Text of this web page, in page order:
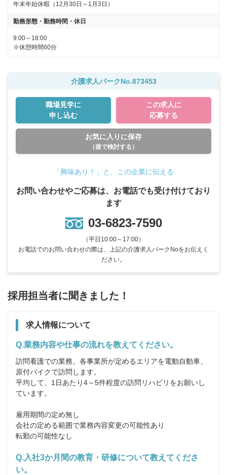
年末年始休暇（12月30日～1月3日）
勤務形態・勤務時間・休日
9:00～18:00
※休憩時間60分
介護求人パークNo.873453
職場見学に
申し込む
この求人に
応募する
お気に入りに保存
（後で検討する）
「興味あり！」と、この企業に伝える
お問い合わせやご応募は、お電話でも受け付けており
ます
03-6823-7590
（平日10:00～17:00）
お電話でのお問い合わせの際は、上記の介護求人パークNoをお伝えく
ださい。
採用担当者に聞きました！
求人情報について
Q.業務内容や仕事の流れを教えてください。
訪問看護での業務。各事業所が定めるエリアを電動自動車、
原付バイクで訪問します。
平均して、1日あたり4～5件程度の訪問リハビリをお願いし
ています。
雇用期間の定め無し
会社の定める範囲で業務内容変更の可能性あり
転勤の可能性なし
Q.入社3か月間の教育・研修について教えてくださ
い。